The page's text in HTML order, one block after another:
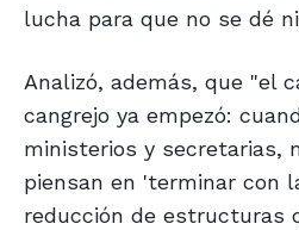
lucha para que no se dé
Analizó, además, que "el
cangrejo ya empezó:
ministerios y secretarias,
piensan en 'terminar con
reducción de estructuras